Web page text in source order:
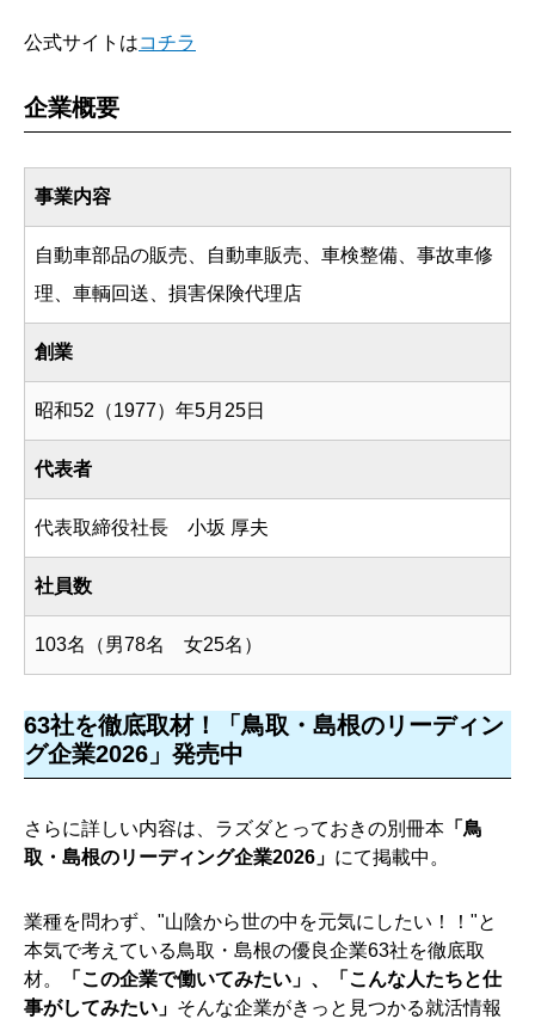
公式サイトはコチラ
企業概要
事業内容
自動車部品の販売、自動車販売、車検整備、事故車修
理、車輌回送、損害保険代理店
創業
昭和52（1977）年5月25日
代表者
代表取締役社長 小坂 厚夫
社員数
103名（男78名 女25名）
63社を徹底取材！「鳥取・島根のリーディン
グ企業2026」発売中
さらに詳しい内容は、ラズダとっておきの別冊本 「鳥
取・島根のリーディング企業2026」 にて掲載中。
業種を問わず、"山陰から世の中を元気にしたい！！"と
本気で考えている鳥取・島根の優良企業63社を徹底取
材。
「この企業で働いてみたい」、「こんな人たちと仕
事がしてみたい」 そんな企業がきっと見つかる就活情報